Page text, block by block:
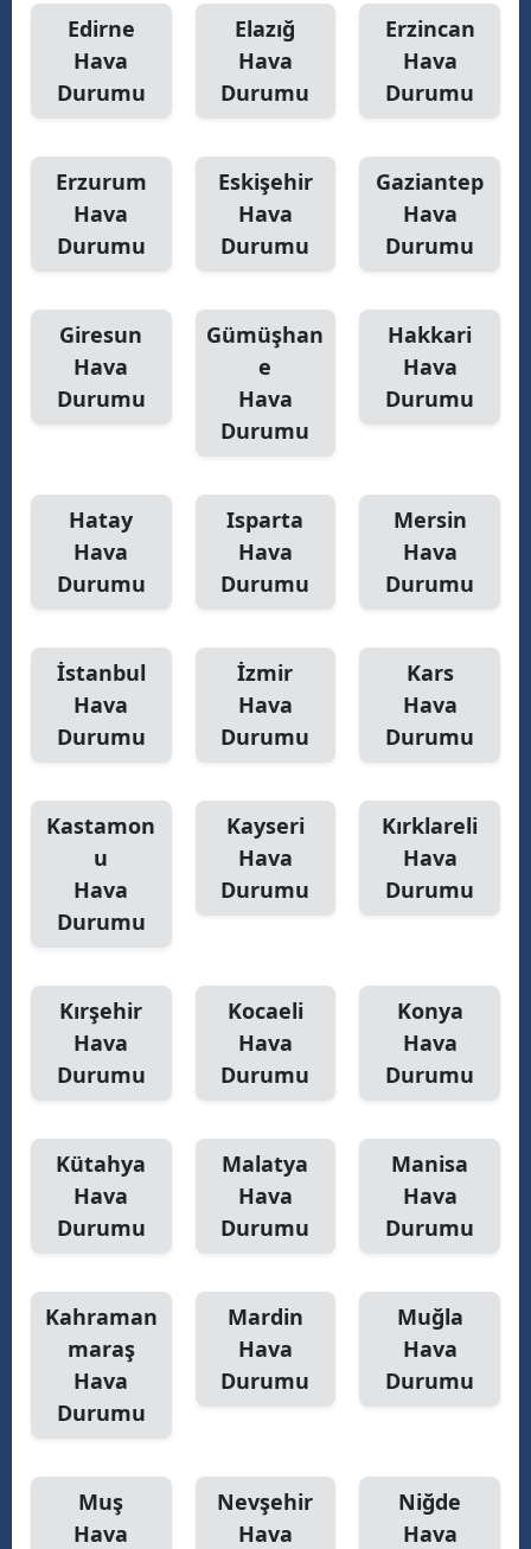
Edirne
Hava
Durumu
Elazığ
Hava
Durumu
Erzincan
Hava
Durumu
Erzurum
Hava
Durumu
Eskişehir
Hava
Durumu
Gaziantep
Hava
Durumu
Giresun
Hava
Durumu
Gümüşhan
e
Hava
Durumu
Hakkari
Hava
Durumu
Hatay
Hava
Durumu
Isparta
Hava
Durumu
Mersin
Hava
Durumu
İstanbul
Hava
Durumu
İzmir
Hava
Durumu
Kars
Hava
Durumu
Kastamon
u
Hava
Durumu
Kayseri
Hava
Durumu
Kırklareli
Hava
Durumu
Kırşehir
Hava
Durumu
Kocaeli
Hava
Durumu
Konya
Hava
Durumu
Kütahya
Hava
Durumu
Malatya
Hava
Durumu
Manisa
Hava
Durumu
Kahraman
maraş
Hava
Durumu
Mardin
Hava
Durumu
Muğla
Hava
Durumu
Muş
Hava
Nevşehir
Hava
Niğde
Hava